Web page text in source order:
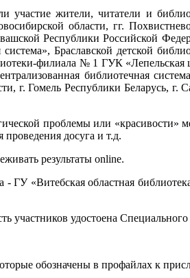
жители, читатели и
области, гг.
РеспубликиРоссийской
Браславской детской
филиала № 1 ГУК «Лепельская
библиотечная
г. Гомель Республики Беларусь, г.
проблемы или «красивости»
досуга и т.д.
результаты online.
- ГУ «Витебская областная
участников удостоена
обозначены в профайлах к